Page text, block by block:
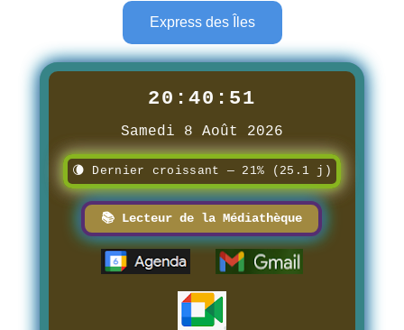
Express des Îles
20:40:53
Samedi 8 Août 2026
🌘 Dernier croissant — 21% (25.1 j)
📚 Lecteur de la Médiathèque